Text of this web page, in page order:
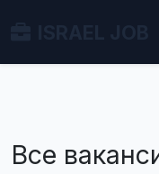
Все